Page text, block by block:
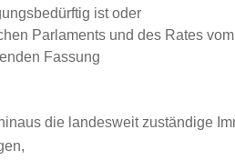
ist oder
Parlaments und des Rates
Fassung
die landesweit zuständige